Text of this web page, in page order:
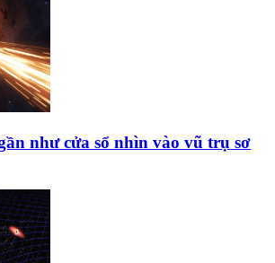
như cửa sổ nhìn vào vũ trụ sơ